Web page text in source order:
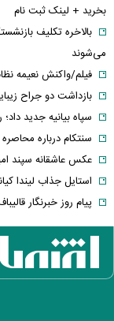
بخرید + لینک ثبت نام
بالاخره تکلیف
می‌شوند
فیلم/واکنش نعیمه
بازداشت دو جراح
سپاه بیانیه جدید
سنتکام درباره
عکس عاشقانه سپند
استایل جذاب لیندا
پیام روز خبرنگار
تورم به کدام خانوارها
عکس/ خانه اعیان
طلا یا دلار یا بورس؛
بورس دوباره سبزپوش